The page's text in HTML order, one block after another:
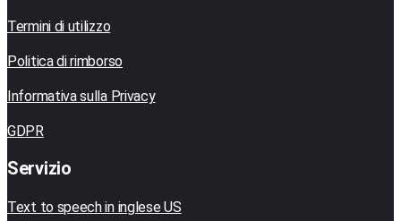
Termini di utilizzo
Politica di rimborso
Informativa sulla Privacy
GDPR
Servizio
Text to speech in inglese US